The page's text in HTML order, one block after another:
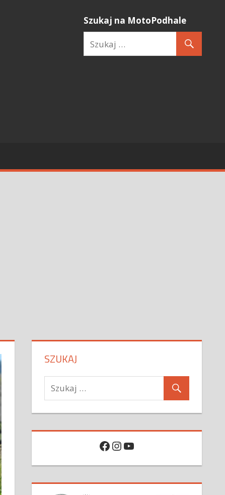
Szukaj na MotoPodhale
SZUKAJ
Facebook
Instagram
YouTube